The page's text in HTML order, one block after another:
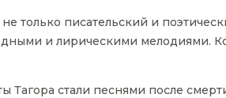
только писательский и
и лирическими мелодиями.
Тагора стали песнями после